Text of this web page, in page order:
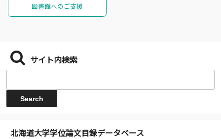
図書館へのご支援
サイト内検索
北海道大学学位論文目録データベース